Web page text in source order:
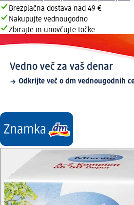
Brezplačna dostava nad 49 €
Nakupujte vednougodno
Zbirajte in unovčujte točke
Vedno več za vaš denar
Odkrijte več o dm vednougodnih